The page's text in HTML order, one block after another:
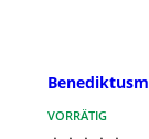
VORRÄTIG